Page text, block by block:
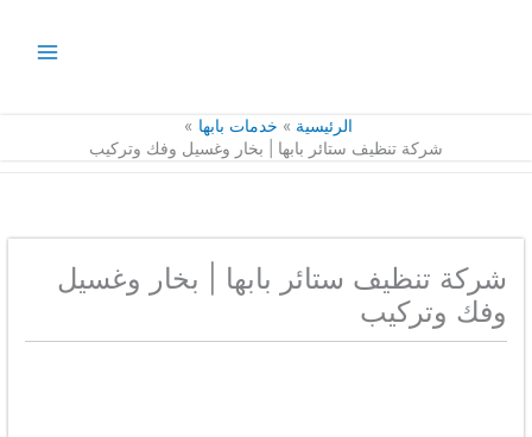
الرئيسية
خدمات بابها
شركة تنظيف ستائر بابها | بخار وغسيل وفك وتركيب
شركة تنظيف ستائر بابها | بخار وغسيل
وفك وتركيب